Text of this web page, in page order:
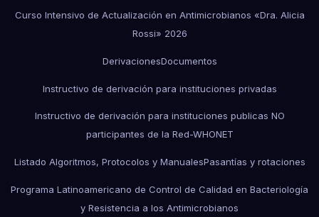
Curso Intensivo de Actualización en Antimicrobianos «Dra. Alicia
Rossi» 2026
DerivacionesDocumentos
Instructivo de derivación para instituciones privadas
Instructivo de derivación para instituciones publicas NO
participantes de la Red-WHONET
Listado Algoritmos, Protocolos y ManualesPasantías y rotaciones
Programa Latinoamericano de Control de Calidad en Bacteriología
y Resistencia a los Antimicrobianos